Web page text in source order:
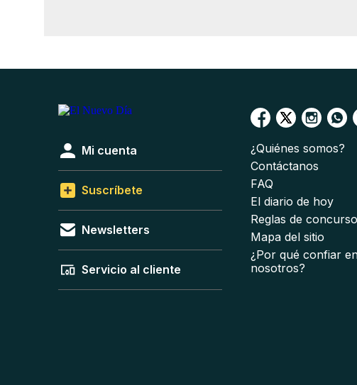
Mi cuenta
Suscríbete
Newsletters
Servicio al cliente
¿Quiénes somos?
Contáctanos
FAQ
El diario de hoy
Reglas de
Mapa del sitio
¿Por qué confiar
nosotros?